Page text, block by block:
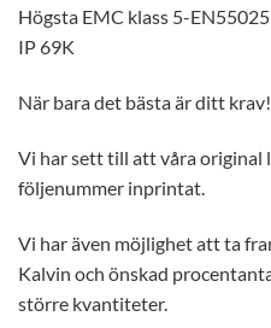
Högsta EMC klass 5-EN55025
IP 69K
När bara det bästa är ditt krav!
Vi har sett till att våra
följenummer inprintat.
Vi har även möjlighet att ta
Kalvin och önskad
större kvantiteter.